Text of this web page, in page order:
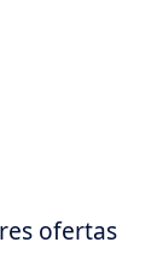
ofertas